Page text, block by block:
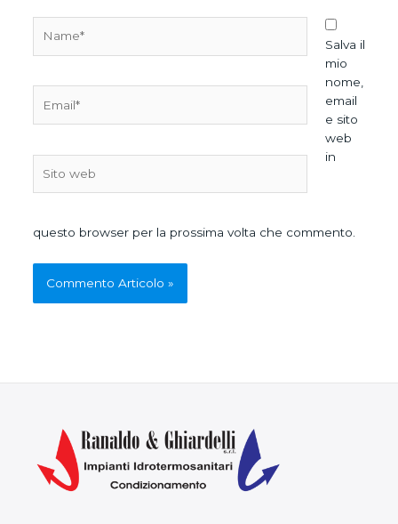
web
Salva il
mio
nome,
email
e sito
web
in
questo browser per la prossima volta che commento.